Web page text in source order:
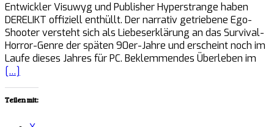
Entwickler Visuwyg und Publisher Hyperstrange haben
DERELIKT offiziell enthüllt. Der narrativ getriebene Ego-
Shooter versteht sich als Liebeserklärung an das Survival-
Horror-Genre der späten 90er-Jahre und erscheint noch im
Laufe dieses Jahres für PC. Beklemmendes Überleben im
[…]
Teilen mit: